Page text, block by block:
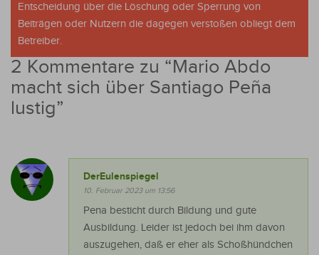
Entscheidung über die Löschung oder Sperrung von
Beiträgen oder Nutzern die dagegen verstoßen obliegt dem
Betreiber.
2 Kommentare zu “Mario Abdo
macht sich über Santiago Peña
lustig”
DerEulenspiegel
10. Februar 2023 um 13:56
Pena besticht durch Bildung und gute
Ausbildung. Leider ist jedoch bei ihm davon
auszugehen, daß er eher als Schoßhündchen